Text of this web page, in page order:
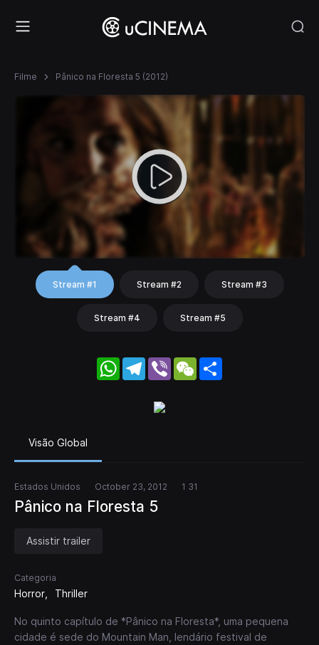
Filme Pânico na Floresta 5 (2012)
Stream #1 Stream #2 Stream #3
Stream #4 Stream #5
WhatsApp
Telegram
Viber WeChat
Visão Global
Estados Unidos October 23, 2012 1 31
Pânico na Floresta 5
Assistir trailer
Categoria
Horror Thriller
No quinto capítulo de *Pânico na Floresta*, uma pequena
cidade é sede do Mountain Man, lendário festival de